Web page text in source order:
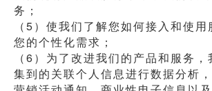
务；
（5）使我们了解您如何接入和使
您的个性化需求；
（6）为了改进我们的产品和服务
集到的关联个人信息进行数据分析